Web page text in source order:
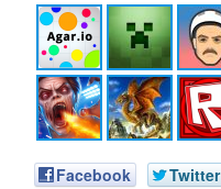
Facebook Twitter